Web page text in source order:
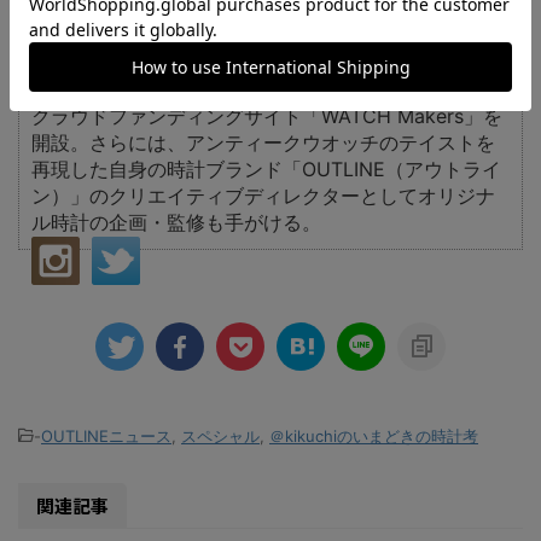
時計専門誌「パワーウオッチ」を筆頭に「ロービー
ト」、「タイムギア」などの時計雑誌を次々に生み出
す。現在、発行人兼総編集長として刊行数は年間20冊
以上にのぼる。また、近年では、業界初の時計専門の
クラウドファンディングサイト「WATCH Makers」を
開設。さらには、アンティークウオッチのテイストを
再現した自身の時計ブランド「OUTLINE（アウトライ
ン）」のクリエイティブディレクターとしてオリジナ
ル時計の企画・監修も手がける。
-OUTLINEニュース スペシャル ＠kikuchiのいまどきの時計考
関連記事